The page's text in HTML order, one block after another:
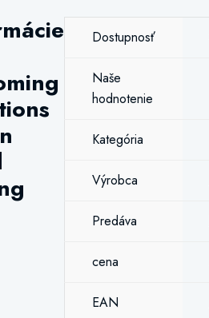
Dostupnosť
Naše
hodnotenie
Kategória
Výrobca
Predáva
cena
EAN